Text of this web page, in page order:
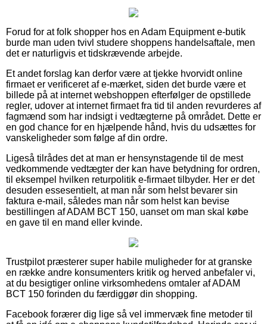
Forud for at folk shopper hos en Adam Equipment e-butik
burde man uden tvivl studere shoppens handelsaftale, men
det er naturligvis et tidskrævende arbejde.
Et andet forslag kan derfor være at tjekke hvorvidt online
firmaet er verificeret af e-mærket, siden det burde være et
billede på at internet webshoppen efterfølger de opstillede
regler, udover at internet firmaet fra tid til anden revurderes af
fagmænd som har indsigt i vedtægterne på området. Dette er
en god chance for en hjælpende hånd, hvis du udsættes for
vanskeligheder som følge af din ordre.
Ligeså tilrådes det at man er hensynstagende til de mest
vedkommende vedtægter der kan have betydning for ordren,
til eksempel hvilken returpolitik e-firmaet tilbyder. Her er det
desuden essesentielt, at man når som helst bevarer sin
faktura e-mail, således man når som helst kan bevise
bestillingen af ADAM BCT 150, uanset om man skal købe
en gave til en mand eller kvinde.
Trustpilot præsterer super habile muligheder for at granske
en række andre konsumenters kritik og herved anbefaler vi,
at du besigtiger online virksomhedens omtaler af ADAM
BCT 150 forinden du færdiggør din shopping.
Facebook forærer dig lige så vel immervæk fine metoder til